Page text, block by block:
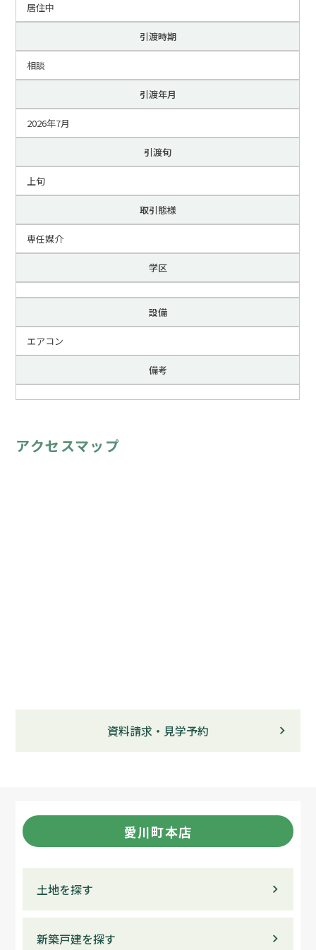
居住中
引渡時期
相談
引渡年月
2026年7月
引渡旬
上旬
取引態様
専任媒介
学区
設備
エアコン
備考
アクセスマップ
資料請求・見学予約
愛川町本店
土地を探す
新築戸建を探す